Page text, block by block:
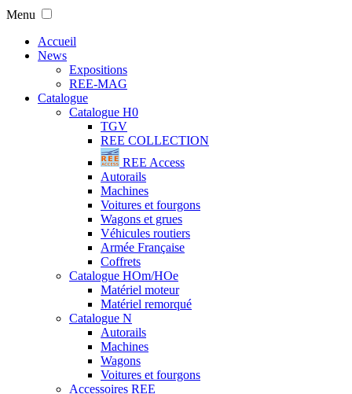
Menu
Accueil
News
Expositions
REE-MAG
Catalogue
Catalogue H0
TGV
REE COLLECTION
REE Access
Autorails
Machines
Voitures et fourgons
Wagons et grues
Véhicules routiers
Armée Française
Coffrets
Catalogue HOm/HOe
Matériel moteur
Matériel remorqué
Catalogue N
Autorails
Machines
Wagons
Voitures et fourgons
Accessoires REE